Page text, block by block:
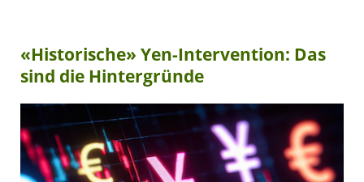
«Historische» Yen-Intervention: Das
sind die Hintergründe